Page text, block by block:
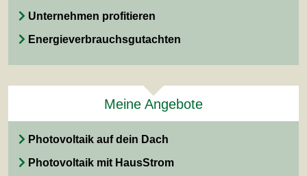
Unternehmen profitieren
Energieverbrauchsgutachten
Meine Angebote
Photovoltaik auf dein Dach
Photovoltaik mit HausStrom